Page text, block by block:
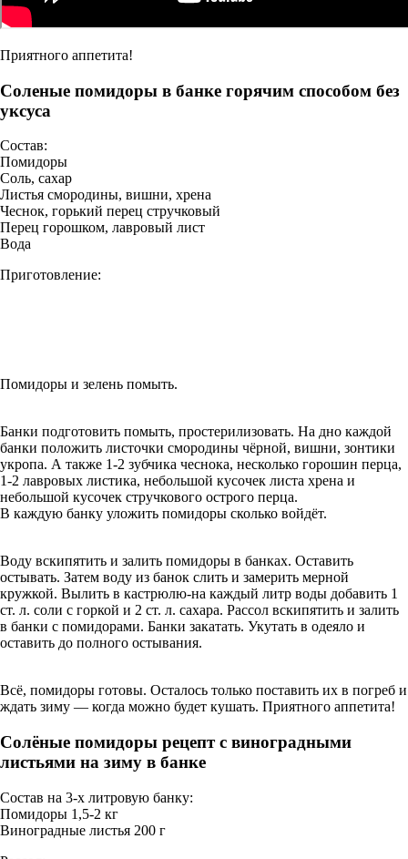
Приятного аппетита!
Соленые помидоры в банке горячим способом без
уксуса
Состав:
Помидоры
Соль, сахар
Листья смородины, вишни, хрена
Чеснок, горький перец стручковый
Перец горошком, лавровый лист
Вода
Приготовление:
Помидоры и зелень помыть.
Банки подготовить помыть, простерилизовать. На дно каждой
банки положить листочки смородины чёрной, вишни, зонтики
укропа. А также 1-2 зубчика чеснока, несколько горошин перца,
1-2 лавровых листика, небольшой кусочек листа хрена и
небольшой кусочек стручкового острого перца.
В каждую банку уложить помидоры сколько войдёт.
Воду вскипятить и залить помидоры в банках. Оставить
остывать. Затем воду из банок слить и замерить мерной
кружкой. Вылить в кастрюлю-на каждый литр воды добавить 1
ст. л. соли с горкой и 2 ст. л. сахара. Рассол вскипятить и залить
в банки с помидорами. Банки закатать. Укутать в одеяло и
оставить до полного остывания.
Всё, помидоры готовы. Осталось только поставить их в погреб и
ждать зиму — когда можно будет кушать. Приятного аппетита!
Солёные помидоры рецепт с виноградными
листьями на зиму в банке
Состав на 3-х литровую банку:
Помидоры 1,5-2 кг
Виноградные листья 200 г